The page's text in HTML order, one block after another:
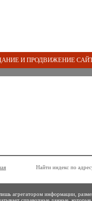
И ПРОДВИЖЕНИЕ
Найти индекс по
агрегатором информации,